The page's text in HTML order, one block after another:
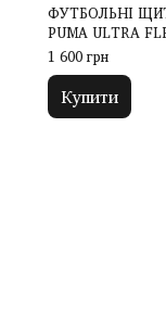
ФУТБОЛЬНІ
PUMA ULTRA
FOOTBALL
SHINGUARDS
05)
1 600 грн
Купити